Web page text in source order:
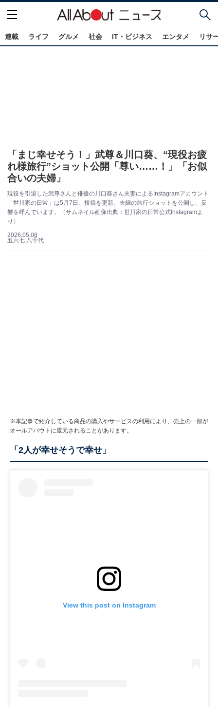
連載 ライフ グルメ 社会 IT・ビジネス エンタメ リサ
「まじ幸せそう！」武尊＆川口葵、“現役お疲
れ様旅行”ショット公開「尊い……！」「お似
合いの夫婦」
現役を引退した武尊さんと俳優の川口葵さん夫妻によるInstagramアカウント
「世川家の日常」は5月7日、投稿を更新。夫婦の旅行ショットを公開し、反
響を呼んでいます。（サムネイル画像出典：世川家の日常公式Instagramよ
り）
2026.05.08
五六七 八千代
※本記事で紹介している商品の購入やサービスの利用により、売上の一部が
オールアバウトに還元されることがあります。
「2人が幸せそうで幸せ」
View this post on Instagram